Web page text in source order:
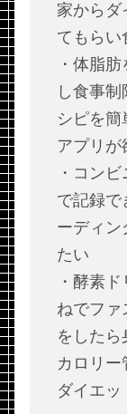
家からダ
てもらい
・体脂
し食事
シピを簡
アプリが
・コン
で記録で
ーディン
たい
・酵素
ねでファ
をした
カロリ
ダイエッ